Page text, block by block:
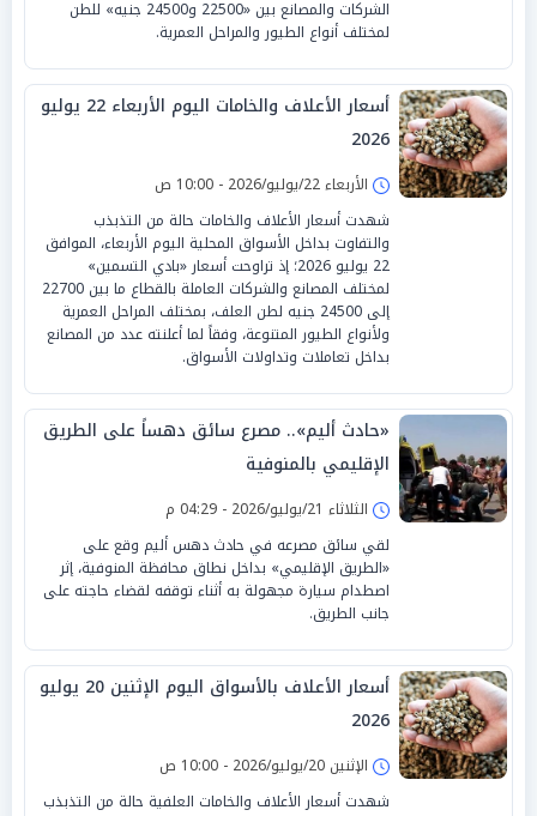
الشركات والمصانع بين «22500 و24500 جنيه» للطن
لمختلف أنواع الطيور والمراحل العمرية.
أسعار الأعلاف والخامات اليوم الأربعاء 22 يوليو
2026
الأربعاء 22/يوليو/2026 - 10:00 ص
شهدت أسعار الأعلاف والخامات حالة من التذبذب
والتفاوت بداخل الأسواق المحلية اليوم الأربعاء، الموافق
22 يوليو 2026؛ إذ تراوحت أسعار «بادي التسمين»
لمختلف المصانع والشركات العاملة بالقطاع ما بين 22700
إلى 24500 جنيه لطن العلف، بمختلف المراحل العمرية
ولأنواع الطيور المتنوعة، وفقاً لما أعلنته عدد من المصانع
بداخل تعاملات وتداولات الأسواق.
«حادث أليم».. مصرع سائق دهساً على الطريق
الإقليمي بالمنوفية
الثلاثاء 21/يوليو/2026 - 04:29 م
لقي سائق مصرعه في حادث دهس أليم وقع على
«الطريق الإقليمي» بداخل نطاق محافظة المنوفية، إثر
اصطدام سيارة مجهولة به أثناء توقفه لقضاء حاجته على
جانب الطريق.
أسعار الأعلاف بالأسواق اليوم الإثنين 20 يوليو
2026
الإثنين 20/يوليو/2026 - 10:00 ص
شهدت أسعار الأعلاف والخامات العلفية حالة من التذبذب